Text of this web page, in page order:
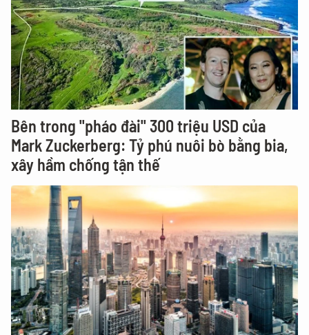
Bên trong "pháo đài" 300 triệu USD của
Mark Zuckerberg: Tỷ phú nuôi bò bằng bia,
xây hầm chống tận thế